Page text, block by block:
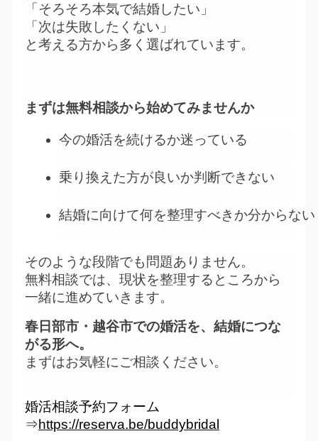
「そろそろ本気で結婚したい」
「次は失敗したくない」
と考える方から多く選ばれています。
まずは無料相談から始めてみませんか
今の婚活を続けるか迷っている
乗り換えた方が良いか判断できない
結婚に向けて何を整理すべきか分からない
そのような段階でも問題ありません。
無料相談では、現状を整理するところから
一緒に進めていきます。
春日部市・越谷市での婚活を、結婚につな
がる形へ。
まずはお気軽にご相談ください。
婚活相談予約フォーム
⇒https://reserva.be/buddybridal